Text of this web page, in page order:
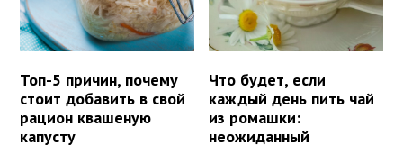
Топ-5 причин, почему
стоит добавить в свой
рацион квашеную
капусту
Что будет, если
каждый день пить чай
из ромашки:
неожиданный